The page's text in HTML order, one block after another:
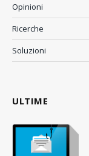
Opinioni
Ricerche
Soluzioni
ULTIME